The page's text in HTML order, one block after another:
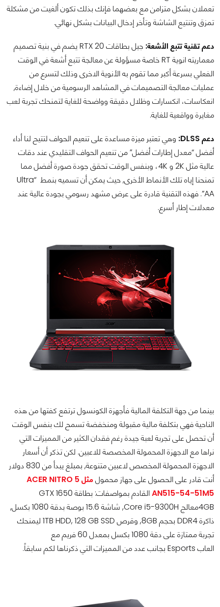
تعملان بشكل متزامن مع بعضهما فإنك بذلك تكون ألغيت من مشكلة
تمزق وتنتيع الشاشة وتأخر إدخال البيانات بشكل نهائي.
دعم تقنية تتبع الأشعة:
جيل بطاقات RTX 20 يضم في بنية تصميم
معماريته انوية RT خاصة مسؤولة عن معالجة تتبع أشعة في الوقت
الفعلي بسرعة أكبر مما تقوم به الأنوية الاخرى وذلك لتسرع من
عمليات معالجة التصميمات في المشاهد الرسومية من خلال إضاءة,
انعكاسات، انكسارات وظلال دقيقة وواضحة للغاية لتمنحك تجربة لعب
مغايرة وواقعية للغاية.
دعم DLSS:
وهي تعتبر ميزة مساعدة على تنعيم الحواف لتتيح لنا أداء
أفضل “معدل إطارات أفضل” من تنعيم الحواف التقليدي عند دقات
عالية مثل 2K و 4K، وبنفس الوقت تحقق جودة صورة أفضل مما
تمنحنا إياه تلك الأنماط الأخرى, حيث يمكن أن تسميه بنمط “Ultra
AA”. فهذه التقنية قادرة على عرض مشهد رسومي بجودة عالية عند
معدلات إطار أسرع.
بينما من جهة التكلفة المالية فأجهزة الكونسول ترتفع كفتها من هذه
الناحية فهي بتكلفة مالية مقبولة ومنخفضة تسمح لك بنفس الوقت
أن تحصل على تجربة لعبة جيدة رغم فقدان الكثير من المميزات التي
نراها مع الاجهزة المحمولة المخصصة للاعبين. لكن تذكر أن أسعار
الاجهزة المحمولة المخصص لاعبين متنوعة, بمبلغ يبدأ من 830 دولار
أنت قادر على الحصول على جهاز محمول
مثل ACER NITRO 5
AN515-54-51M5
القادم بمواصفات: بطاقة GTX 1650
4GBمعالج Core i5-9300H, شاشة 15.6 بوصة بدقة 1080 بكسل,
ذاكرة DDR4 بحجم 8GB, وقرص 1TB HDD, 128 GB SSD ليمنحك
تجربة ممتازة على دقة 1080 بكسل بمعدل 60 فريم مع
العاب Esports بجانب عدد من المميزات التي ذكرناها لكم سابقاً.